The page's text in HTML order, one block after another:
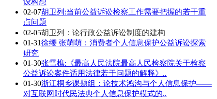
设构想
02-07胡卫列:当前公益诉讼检察工作需要把握的若干重
点问题
02-05胡卫列：论行政公益诉讼制度的建构
01-31徐缨 张萌萌：消费者个人信息保护公益诉讼探索
研究
01-30张雪樵:《最高人民法院最高人民检察院关于检察
公益诉讼案件适用法律若干问题的解释》..
01-30浙江桐乡课题组：论技术鸿沟与个人信息保护——
对互联网时代民法典个人信息保护模式的..